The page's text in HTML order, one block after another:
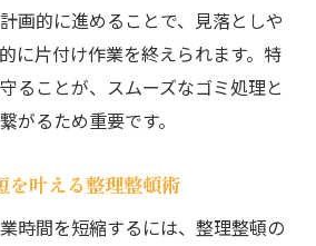
画的に進めることで、見落としや
に片付け作業を終えられます。特
ることが、スムーズなゴミ処理と
がるため重要です。
を叶える整理整頓術
時間を短縮するには、整理整頓の